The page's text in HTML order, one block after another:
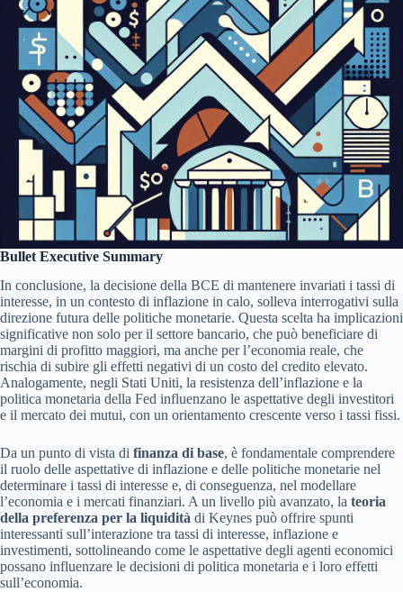
Bullet Executive Summary
In conclusione, la decisione della BCE di mantenere invariati i tassi di
interesse, in un contesto di inflazione in calo, solleva interrogativi sulla
direzione futura delle politiche monetarie. Questa scelta ha implicazioni
significative non solo per il settore bancario, che può beneficiare di
margini di profitto maggiori, ma anche per l’economia reale, che
rischia di subire gli effetti negativi di un costo del credito elevato.
Analogamente, negli Stati Uniti, la resistenza dell’inflazione e la
politica monetaria della Fed influenzano le aspettative degli investitori
e il mercato dei mutui, con un orientamento crescente verso i tassi fissi.
Da un punto di vista di finanza di base, è fondamentale comprendere
il ruolo delle aspettative di inflazione e delle politiche monetarie nel
determinare i tassi di interesse e, di conseguenza, nel modellare
l’economia e i mercati finanziari. A un livello più avanzato, la teoria
della preferenza per la liquidità di Keynes può offrire spunti
interessanti sull’interazione tra tassi di interesse, inflazione e
investimenti, sottolineando come le aspettative degli agenti economici
possano influenzare le decisioni di politica monetaria e i loro effetti
sull’economia.